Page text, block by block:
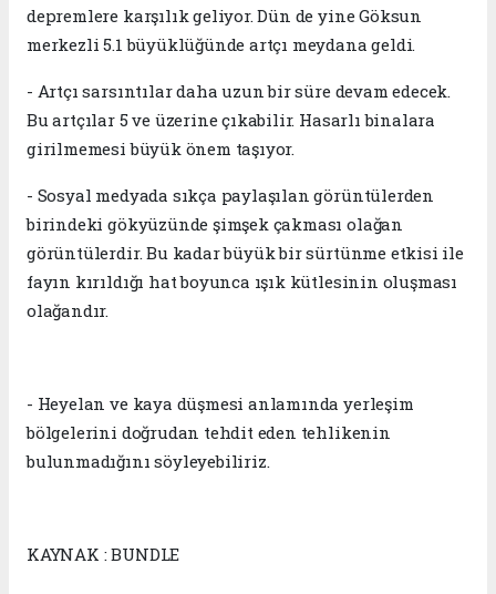
depremlere karşılık geliyor. Dün de yine Göksun
merkezli 5.1 büyüklüğünde artçı meydana geldi.
- Artçı sarsıntılar daha uzun bir süre devam edecek.
Bu artçılar 5 ve üzerine çıkabilir. Hasarlı binalara
girilmemesi büyük önem taşıyor.
- Sosyal medyada sıkça paylaşılan görüntülerden
birindeki gökyüzünde şimşek çakması olağan
görüntülerdir. Bu kadar büyük bir sürtünme etkisi ile
fayın kırıldığı hat boyunca ışık kütlesinin oluşması
olağandır.
- Heyelan ve kaya düşmesi anlamında yerleşim
bölgelerini doğrudan tehdit eden tehlikenin
bulunmadığını söyleyebiliriz.
KAYNAK : BUNDLE